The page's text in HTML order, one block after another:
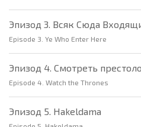
Эпизод 3. Всяк Сюда
Episode 3. Ye Who Enter Here
Эпизод 4. Смотреть
Episode 4. Watch the Thrones
Эпизод 5. Hakeldama